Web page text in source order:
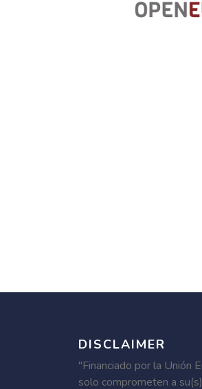
DISCLAIMER
"Financiado por la Unión
solo comprometen a